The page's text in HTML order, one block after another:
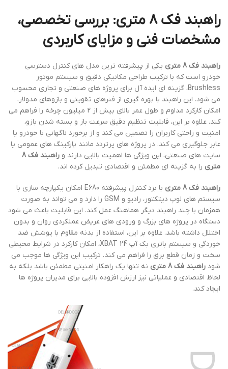
راهبند فک 8 متری: بررسی تخصصی،
مشخصات فنی و مزایای کاربردی
راهبند فک 8 متری
یکی از پیشرفته ترین مدل های کنترل دسترسی
خودرو است که با ترکیب طراحی مکانیکی دقیق و سیستم موتور
Brushless، گزینه ای ایده آل برای پروژه های صنعتی و تجاری محسوب
می شود. این راهبند با بهره گیری از فنرهای تقویتی و بازوهای مدولار،
امکان کارکرد مداوم و طول عمر بالای بیش از 2 میلیون چرخه را فراهم می
کند. علاوه بر این، قابلیت تنظیم دقیق سرعت باز و بسته شدن بازو،
امنیت و راحتی کاربران را تضمین می کند و از برخورد ناگهانی با خودرو یا
عابر جلوگیری می کند. در پروژه های پرتردد مانند پارکینگ های عمومی یا
سایت های صنعتی، این ویژگی ها اهمیت بالایی دارند و
راهبند فک 8
متری را به گزینه ای مطمئن و اقتصادی تبدیل کرده اند.
راهبند فک 8 متری
با برد کنترل پیشرفته E680 امکان یکپارچه سازی با
سیستم های لوپ دیتکتور، رادیو و GSM را دارد و می تواند به صورت
همزمان با چند راهبند دیگر هماهنگ عمل کند. این قابلیت باعث می شود
دستگاه در پروژه های بزرگ و ورودی های عریض عملکردی روان و بدون
اختلال داشته باشد. علاوه بر این، استفاده از بدنه مقاوم با پوشش ضد
خوردگی و سیستم باتری بک آپ XBAT 24، امکان کارکرد در شرایط محیطی
سخت و زمان قطع برق را فراهم می کند. ترکیب این ویژگی ها موجب می
شود راهبند فک 8 متری
نه تنها یک راهکار امنیتی مطمئن باشد بلکه به
لحاظ اقتصادی و عملیاتی نیز ارزش افزوده بالایی برای مدیران پروژه ها
ایجاد کند.